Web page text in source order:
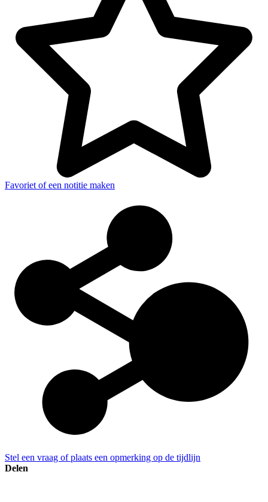
Favoriet of een notitie maken
Stel een vraag of plaats een opmerking op de tijdlijn
Delen